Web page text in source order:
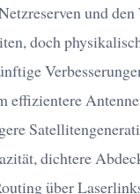
und den
doch
effizientere
dichtere
über